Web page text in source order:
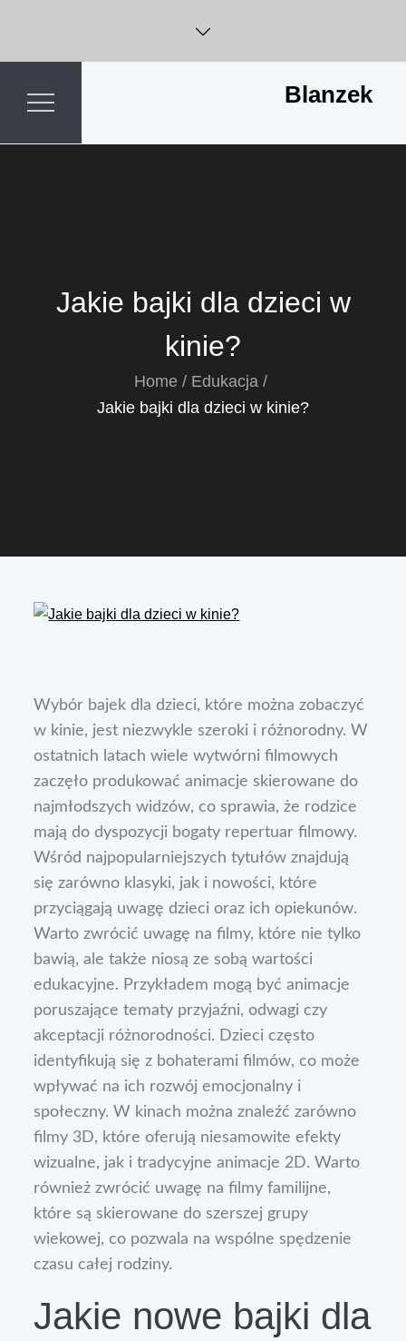
content
Blanzek
Jakie bajki dla dzieci w
kinie?
Home
Edukacja
Jakie bajki dla dzieci w kinie?
Wybór bajek dla dzieci, które można zobaczyć
w kinie, jest niezwykle szeroki i różnorodny. W
ostatnich latach wiele wytwórni filmowych
zaczęło produkować animacje skierowane do
najmłodszych widzów, co sprawia, że rodzice
mają do dyspozycji bogaty repertuar filmowy.
Wśród najpopularniejszych tytułów znajdują
się zarówno klasyki, jak i nowości, które
przyciągają uwagę dzieci oraz ich opiekunów.
Warto zwrócić uwagę na filmy, które nie tylko
bawią, ale także niosą ze sobą wartości
edukacyjne. Przykładem mogą być animacje
poruszające tematy przyjaźni, odwagi czy
akceptacji różnorodności. Dzieci często
identyfikują się z bohaterami filmów, co może
wpływać na ich rozwój emocjonalny i
społeczny. W kinach można znaleźć zarówno
filmy 3D, które oferują niesamowite efekty
wizualne, jak i tradycyjne animacje 2D. Warto
również zwrócić uwagę na filmy familijne,
które są skierowane do szerszej grupy
wiekowej, co pozwala na wspólne spędzenie
czasu całej rodziny.
Jakie nowe bajki dla